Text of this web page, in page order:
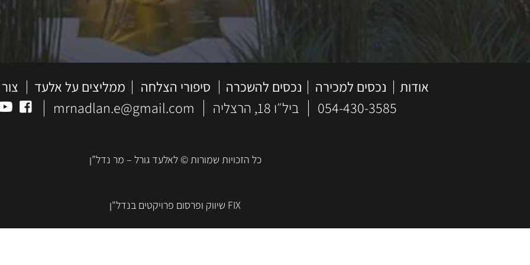
אודות נכסים למכירה נכסים להשכרה סיפורי הצלחה ממליצים על אלעד
054-430-3585 ביל״ו 18, הרצליה mrnadlan.e@gmail.com
כל הזכויות שמורות © לאלעד גורל – מר נדל”ן
FIX שיווק ופרסום פרויקטים בנדל"ן